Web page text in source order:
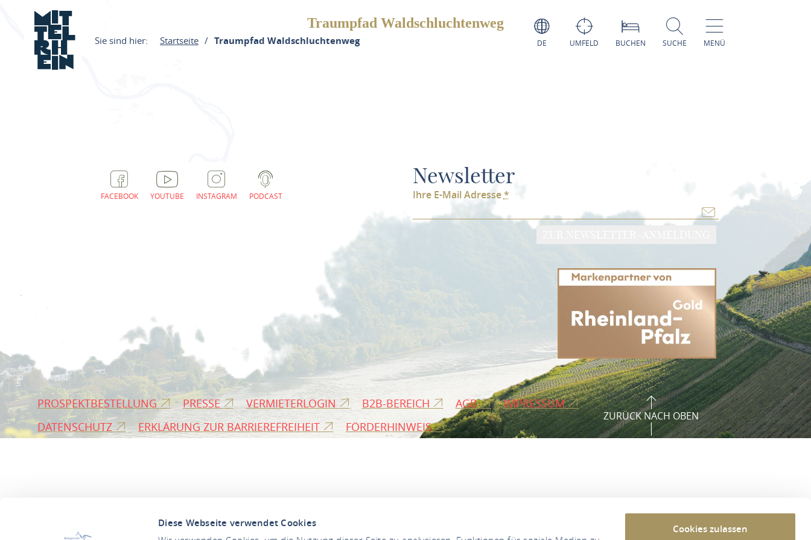
Diese Webseite verwendet Cookies Cookies zulassen
DE UMFELD BUCHEN SUCHE MENÜ
Traumpfad Waldschluchtenweg
Sie sind hier: Startseite Traumpfad Waldschluchtenweg
FACEBOOK YOUTUBE INSTAGRAM PODCAST
Newsletter
Ihre E-Mail Adresse*
PROSPEKTBESTELLUNG PRESSE VERMIETERLOGIN B2B-BEREICH AGB
IMPRESSUM
DATENSCHUTZ
ERKLÄRUNG ZUR BARRIEREFREIHEIT FÖRDERHINWEIS
ZURÜCK NACH OBEN